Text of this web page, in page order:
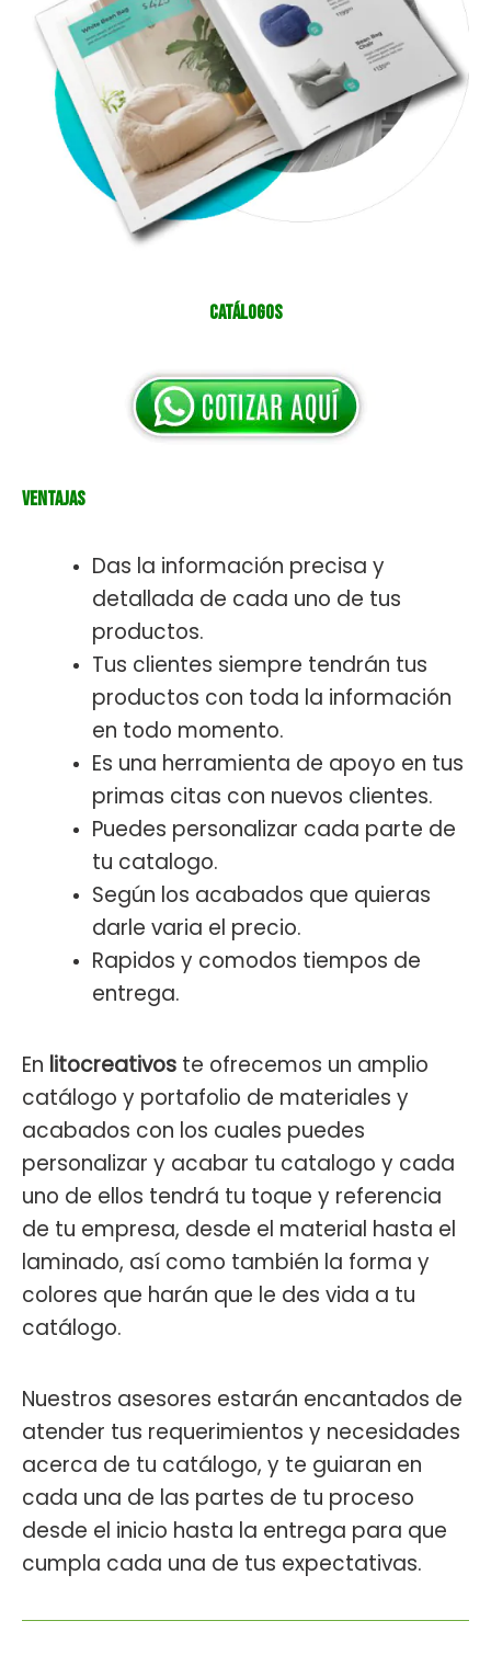
Catálogos
Ventajas
Das la información precisa y
detallada de cada uno de tus
productos.
Tus clientes siempre tendrán tus
productos con toda la información
en todo momento.
Es una herramienta de apoyo en tus
primas citas con nuevos clientes.
Puedes personalizar cada parte de
tu catalogo.
Según los acabados que quieras
darle varia el precio.
Rapidos y comodos tiempos de
entrega.
En litocreativos te ofrecemos un amplio
catálogo y portafolio de materiales y
acabados con los cuales puedes
personalizar y acabar tu catalogo y cada
uno de ellos tendrá tu toque y referencia
de tu empresa, desde el material hasta el
laminado, así como también la forma y
colores que harán que le des vida a tu
catálogo.
Nuestros asesores estarán encantados de
atender tus requerimientos y necesidades
acerca de tu catálogo, y te guiaran en
cada una de las partes de tu proceso
desde el inicio hasta la entrega para que
cumpla cada una de tus expectativas.